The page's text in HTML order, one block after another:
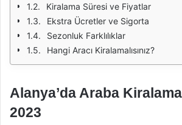
Kiralama Süresi ve Fiyatlar
Ekstra Ücretler ve Sigorta
Sezonluk Farklılıklar
Hangi Aracı Kiralamalısınız?
Alanya’da Araba
2023